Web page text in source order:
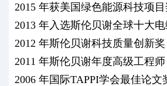
2015 年获美国绿色能源科技项目
2013 年入选斯伦贝谢全球十大
2012 年斯伦贝谢科技质量创新奖
2011 年斯伦贝谢年度高级工程师
2006 年国际TAPPI学会最佳论文